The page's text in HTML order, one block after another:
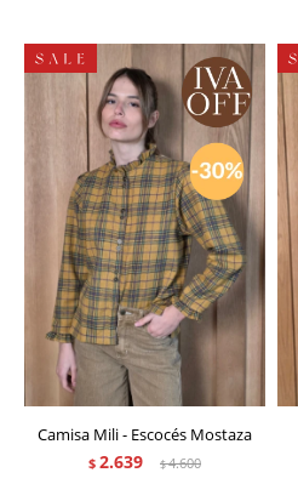
Camisa Mili - Escocés Mostaza
$ 2.639 $4.600